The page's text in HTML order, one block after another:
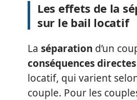
Les effets de la
sur le bail locatif
La séparation d’un
conséquences directes
locatif, qui varient
couple. Pour les